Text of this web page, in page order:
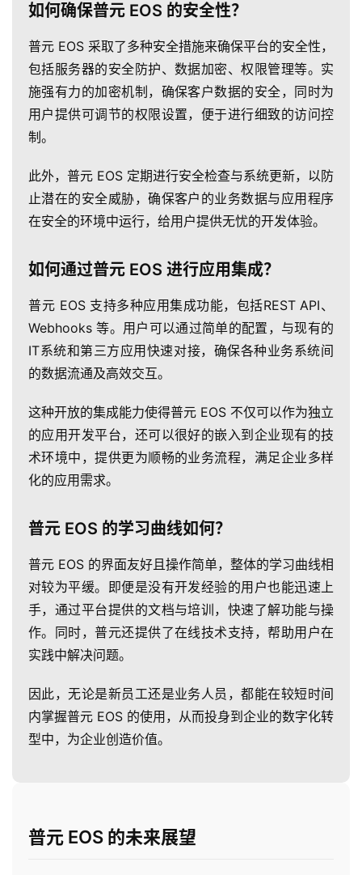
如何确保普元 EOS 的安全性？
普元 EOS 采取了多种安全措施来确保平台的安全性，
包括服务器的安全防护、数据加密、权限管理等。实
施强有力的加密机制，确保客户数据的安全，同时为
用户提供可调节的权限设置，便于进行细致的访问控
制。
此外，普元 EOS 定期进行安全检查与系统更新，以防
止潜在的安全威胁，确保客户的业务数据与应用程序
在安全的环境中运行，给用户提供无忧的开发体验。
如何通过普元 EOS 进行应用集成？
普元 EOS 支持多种应用集成功能，包括REST API、
Webhooks 等。用户可以通过简单的配置，与现有的
IT系统和第三方应用快速对接，确保各种业务系统间
的数据流通及高效交互。
这种开放的集成能力使得普元 EOS 不仅可以作为独立
的应用开发平台，还可以很好的嵌入到企业现有的技
术环境中，提供更为顺畅的业务流程，满足企业多样
化的应用需求。
普元 EOS 的学习曲线如何？
普元 EOS 的界面友好且操作简单，整体的学习曲线相
对较为平缓。即便是没有开发经验的用户也能迅速上
手，通过平台提供的文档与培训，快速了解功能与操
作。同时，普元还提供了在线技术支持，帮助用户在
实践中解决问题。
因此，无论是新员工还是业务人员，都能在较短时间
内掌握普元 EOS 的使用，从而投身到企业的数字化转
型中，为企业创造价值。
普元 EOS 的未来展望